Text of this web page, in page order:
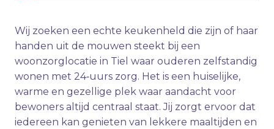
Wij zoeken een echte keukenheld die zijn of haar
handen uit de mouwen steekt bij een
woonzorglocatie in Tiel waar ouderen zelfstandig
wonen met 24‑uurs zorg. Het is een huiselijke,
warme en gezellige plek waar aandacht voor
bewoners altijd centraal staat. Jij zorgt ervoor dat
iedereen kan genieten van lekkere maaltijden en